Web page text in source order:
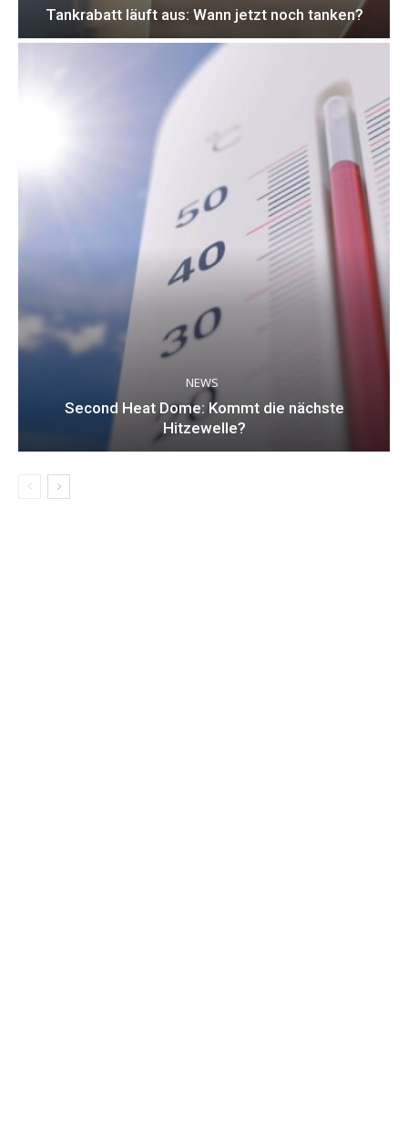
Tankrabatt läuft aus: Wann jetzt noch tanken?
NEWS
Second Heat Dome: Kommt die nächste
Hitzewelle?